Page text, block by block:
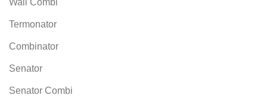
Wall Combi
Termonator
Combinator
Senator
Senator Combi